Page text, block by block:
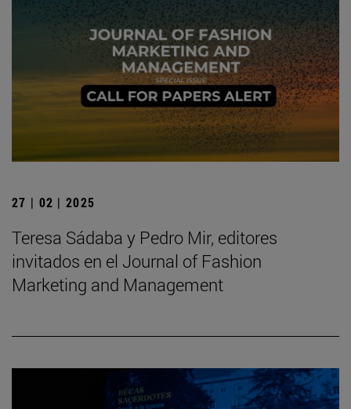
27 | 02 | 2025
Teresa Sádaba y Pedro Mir, editores
invitados en el Journal of Fashion
Marketing and Management